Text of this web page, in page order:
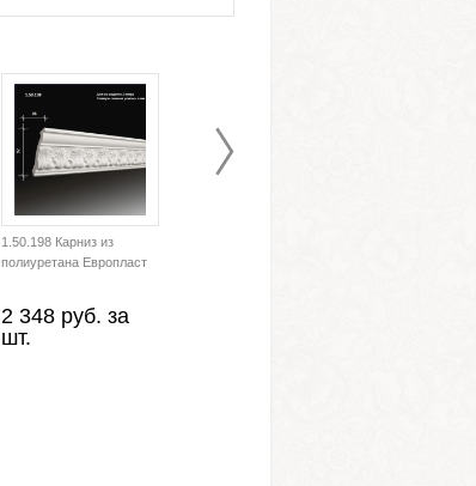
1.50.198 Карниз из
полиуретана Европласт
2 348 руб. за
шт.